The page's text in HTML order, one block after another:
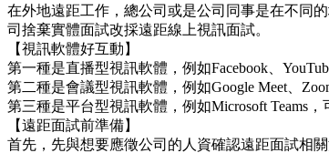
在外地遠距工作，總公司或是公司同事是在不同
司捨棄實體面試改採遠距線上視訊面試。
【視訊軟體好互動】
第一種是直播型視訊軟體，例如Facebook、
第二種是會議型視訊軟體，例如Google Meet、
第三種是平台型視訊軟體，例如Microsoft Teams
【遠距面試前準備】
首先，先與想要應徵公司的人資確認遠距面試相關